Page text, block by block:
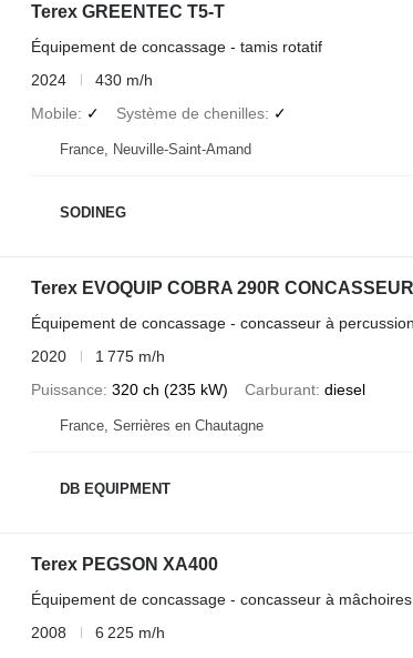
Terex GREENTEC T5-T
Équipement de concassage - tamis rotatif
2024
430 m/h
Mobile
✓ Système de chenilles ✓
France, Neuville-Saint-Amand
SODINEG
Terex EVOQUIP COBRA 290R
Équipement de concassage - concasseur à
2020
1 775 m/h
Puissance 320 ch (235 kW) Carburant diesel
France, Serrières en Chautagne
DB EQUIPMENT
Terex PEGSON XA400
Équipement de concassage - concasseur à mâchoires
2008
6 225 m/h